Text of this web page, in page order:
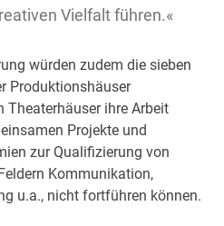
Vielfalt führen.«
würden zudem die sieben
Produktionshäuser
Theaterhäuser ihre Arbeit
Projekte und
zur Qualifizierung von
Kommunikation,
u.a., nicht fortführen können.